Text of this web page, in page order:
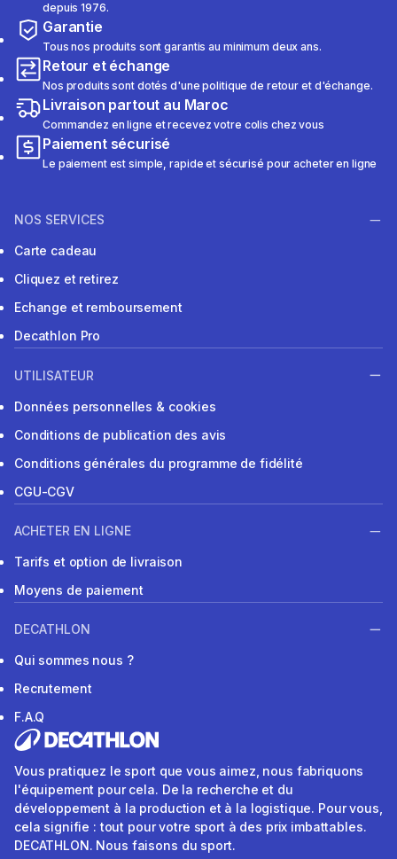
depuis 1976.
Garantie
Tous nos produits sont garantis au minimum deux ans.
Retour et échange
Nos produits sont dotés d'une politique de retour et d'échange.
Livraison partout au Maroc
Commandez en ligne et recevez votre colis chez vous
Paiement sécurisé
Le paiement est simple, rapide et sécurisé pour acheter en ligne
NOS SERVICES
Carte cadeau
Cliquez et retirez
Echange et remboursement
Decathlon Pro
UTILISATEUR
Données personnelles & cookies
Conditions de publication des avis
Conditions générales du programme de fidélité
CGU-CGV
ACHETER EN LIGNE
Tarifs et option de livraison
Moyens de paiement
DECATHLON
Qui sommes nous ?
Recrutement
F.A.Q
Vous pratiquez le sport que vous aimez, nous fabriquons
l'équipement pour cela. De la recherche et du
développement à la production et à la logistique. Pour vous,
cela signifie : tout pour votre sport à des prix imbattables.
DECATHLON. Nous faisons du sport.